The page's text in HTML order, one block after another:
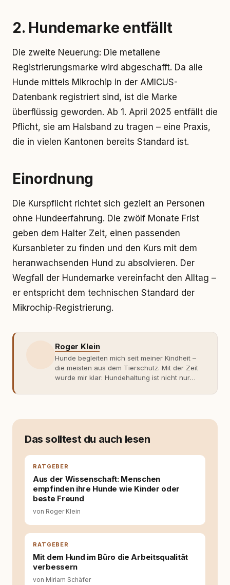
2. Hundemarke entfällt
Die zweite Neuerung: Die metallene
Registrierungsmarke wird abgeschafft. Da alle
Hunde mittels Mikrochip in der AMICUS-
Datenbank registriert sind, ist die Marke
überflüssig geworden. Ab 1. April 2025 entfällt die
Pflicht, sie am Halsband zu tragen – eine Praxis,
die in vielen Kantonen bereits Standard ist.
Einordnung
Die Kurspflicht richtet sich gezielt an Personen
ohne Hundeerfahrung. Die zwölf Monate Frist
geben dem Halter Zeit, einen passenden
Kursanbieter zu finden und den Kurs mit dem
heranwachsenden Hund zu absolvieren. Der
Wegfall der Hundemarke vereinfacht den Alltag –
er entspricht dem technischen Standard der
Mikrochip-Registrierung.
Roger Klein
Hunde begleiten mich seit meiner Kindheit –
die meisten aus dem Tierschutz. Mit der Zeit
wurde mir klar: Hundehaltung ist nicht nur
Fachwissen. Der Wendepunkt kam mit meinem
moderner Hundeerziehung
entsteht echte Bindung dort, wo Verständnis
Wissen ersetzt – nicht umgekehrt. Aus dieser
Entwicklung entstand rundum.dog – ein
Wissens- und Serviceportal für
Hundehalter:innen in Deutschland, Österreich
Tierschutz beginnt mit Wissen. Wer seinen
Hund versteht, trifft bessere Entscheidungen –
für ein Zusammenleben, das beiden guttut.
Das solltest du auch lesen
RATGEBER
Aus der Wissenschaft: Menschen
empfinden ihre Hunde wie Kinder oder
beste Freund
von Roger Klein
RATGEBER
Mit dem Hund im Büro die Arbeitsqualität
verbessern
von Miriam Schäfer